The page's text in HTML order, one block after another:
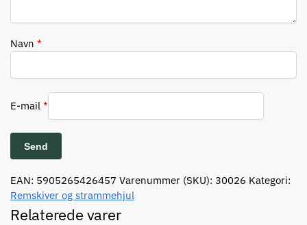
Navn *
E-mail *
EAN: 5905265426457 Varenummer (SKU): 30026 Kategori:
Remskiver og strammehjul
Relaterede varer